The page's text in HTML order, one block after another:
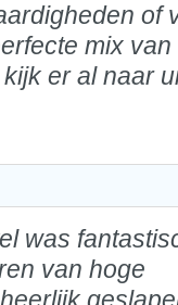
of
mix
er al naar
was
van hoge